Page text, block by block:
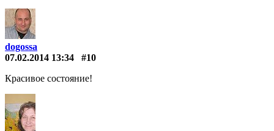
dogossa
07.02.2014 13:34
#10
Красивое состояние!